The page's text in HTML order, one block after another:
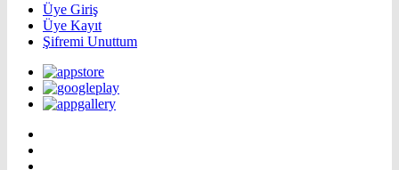
Üye Giriş
Üye Kayıt
Şifremi Unuttum